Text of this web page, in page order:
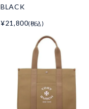
BLACK
¥21,800(税込)